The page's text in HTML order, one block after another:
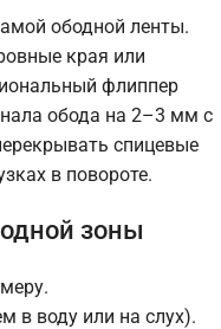
ободной ленты.
края или
флиппер
обода на 2–3 мм с
спицевые
в повороте.
зоны
в воду или на слух).